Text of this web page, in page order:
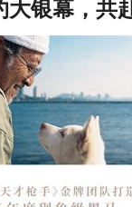
银幕，共